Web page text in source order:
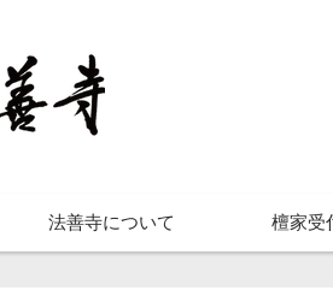
法善寺について 檀家受